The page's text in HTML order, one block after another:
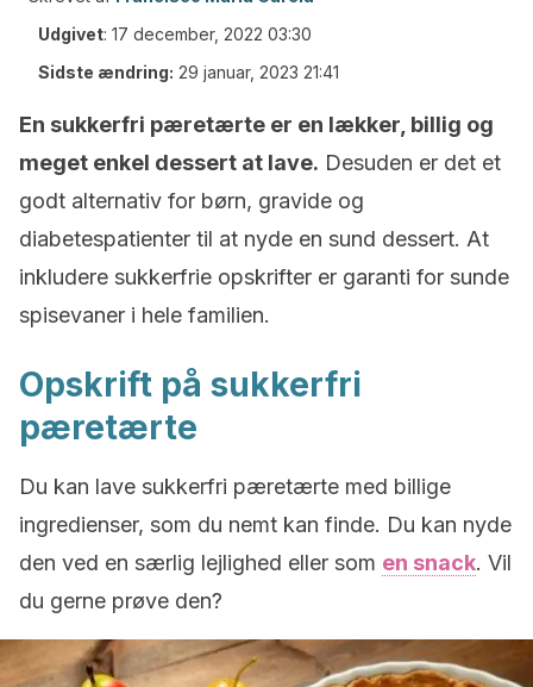
Udgivet: 17 december, 2022 03:30
Sidste ændring: 29 januar, 2023 21:41
En sukkerfri pæretærte er en lækker, billig og
meget enkel dessert at lave. Desuden er det et
godt alternativ for børn, gravide og
diabetespatienter til at nyde en sund dessert. At
inkludere sukkerfrie opskrifter er garanti for sunde
spisevaner i hele familien.
Opskrift på sukkerfri
pæretærte
Du kan lave sukkerfri pæretærte med billige
ingredienser, som du nemt kan finde. Du kan nyde
den ved en særlig lejlighed eller som en snack. Vil
du gerne prøve den?